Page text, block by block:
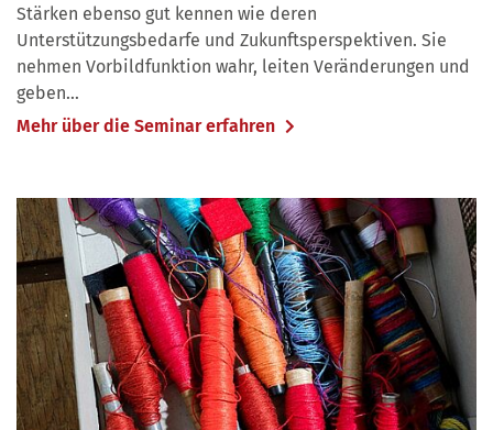
Stärken ebenso gut kennen wie deren
Unterstützungsbedarfe und Zukunftsperspektiven. Sie
nehmen Vorbildfunktion wahr, leiten Veränderungen und
geben…
Mehr über die Seminar erfahren